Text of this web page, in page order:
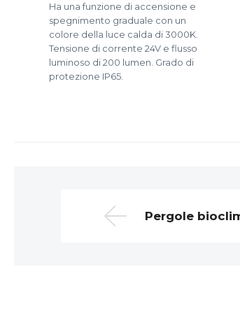
Ha una funzione di accensione e
spegnimento graduale con un
colore della luce calda di 3000K.
Tensione di corrente 24V e flusso
luminoso di 200 lumen. Grado di
protezione IP65.
Pergole